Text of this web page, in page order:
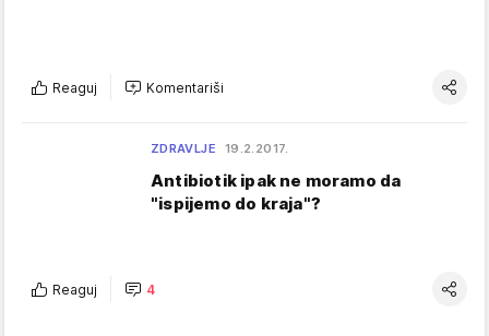
Reaguj Komentariši
ZDRAVLJE 19.2.2017.
Antibiotik ipak ne moramo da
"ispijemo do kraja"?
Reaguj 4